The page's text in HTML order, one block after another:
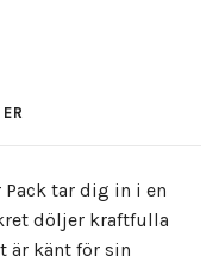
Pack tar dig in i en
döljer kraftfulla
är känt för sin